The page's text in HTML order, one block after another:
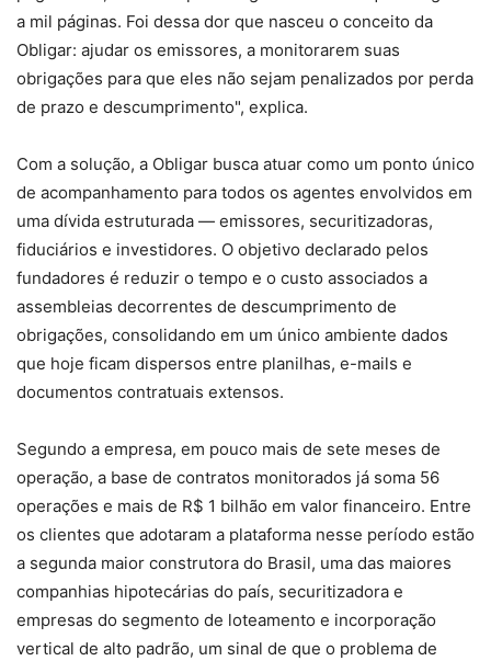
a mil páginas. Foi dessa dor que nasceu o conceito da
Obligar: ajudar os emissores, a monitorarem suas
obrigações para que eles não sejam penalizados por perda
de prazo e descumprimento", explica.
Com a solução, a Obligar busca atuar como um ponto único
de acompanhamento para todos os agentes envolvidos em
uma dívida estruturada — emissores, securitizadoras,
fiduciários e investidores. O objetivo declarado pelos
fundadores é reduzir o tempo e o custo associados a
assembleias decorrentes de descumprimento de
obrigações, consolidando em um único ambiente dados
que hoje ficam dispersos entre planilhas, e-mails e
documentos contratuais extensos.
Segundo a empresa, em pouco mais de sete meses de
operação, a base de contratos monitorados já soma 56
operações e mais de R$ 1 bilhão em valor financeiro. Entre
os clientes que adotaram a plataforma nesse período estão
a segunda maior construtora do Brasil, uma das maiores
companhias hipotecárias do país, securitizadora e
empresas do segmento de loteamento e incorporação
vertical de alto padrão, um sinal de que o problema de